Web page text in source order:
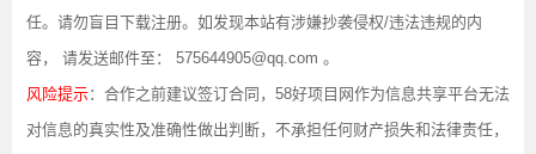
任。请勿盲目下载注册。如发现本站有涉嫌抄袭侵权/违法违规的内
容， 请发送邮件至： 575644905@qq.com 。
风险提示：合作之前建议签订合同，58好项目网作为信息共享平台无法
对信息的真实性及准确性做出判断，不承担任何财产损失和法律责任，